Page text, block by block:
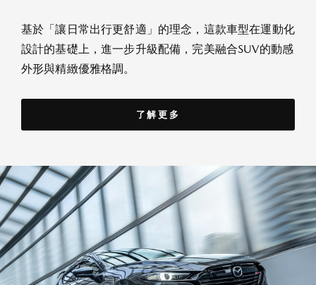
基於「讓日常出行更舒適」的理念，這款車型在運動化
設計的基礎上，進一步升級配備，完美融合SUV的動感
外形與精緻優雅格調。
了解更多